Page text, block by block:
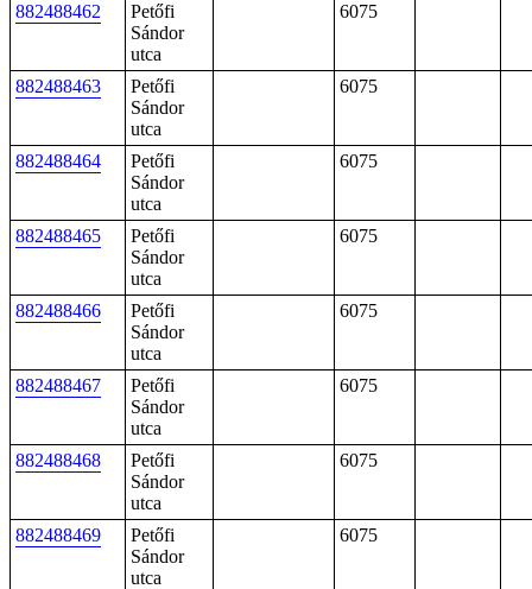
882488462
Petőfi
Sándor
utca
6075
882488463
Petőfi
Sándor
utca
6075
882488464
Petőfi
Sándor
utca
6075
882488465
Petőfi
Sándor
utca
6075
882488466
Petőfi
Sándor
utca
6075
882488467
Petőfi
Sándor
utca
6075
882488468
Petőfi
Sándor
utca
6075
882488469
Petőfi
Sándor
utca
6075